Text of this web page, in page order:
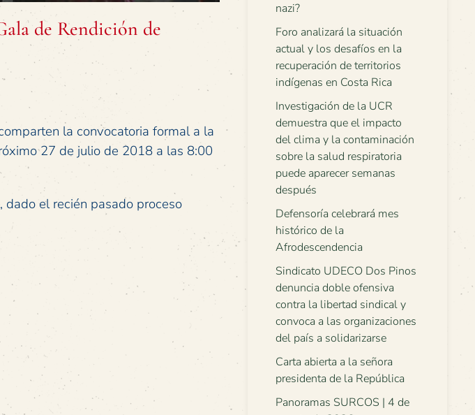
de Rendición de
la convocatoria formal a la
27 de julio de 2018 a las 8:00
el recién pasado proceso
nazi?
Foro analizará la situación
actual y los desafíos en la
recuperación de territorios
indígenas en Costa Rica
Investigación de la UCR
demuestra que el impacto
del clima y la contaminación
sobre la salud respiratoria
puede aparecer semanas
después
Defensoría celebrará mes
histórico de la
Afrodescendencia
Sindicato UDECO Dos Pinos
denuncia doble ofensiva
contra la libertad sindical y
convoca a las organizaciones
del país a solidarizarse
Carta abierta a la señora
presidenta de la República
Panoramas SURCOS | 4 de